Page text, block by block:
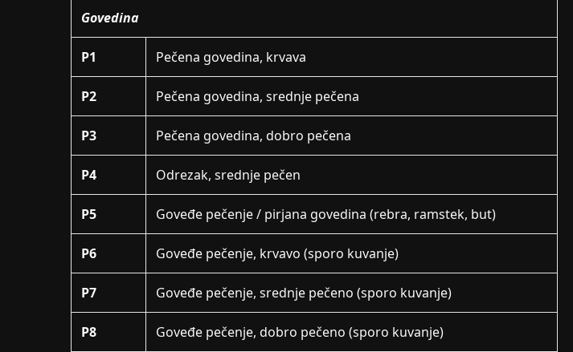
Govedina
P1 Pečena govedina, krvava
P2 Pečena govedina, srednje pečena
P3 Pečena govedina, dobro pečena
P4 Odrezak, srednje pečen
P5 Goveđe pečenje / pirjana govedina (rebra, ramstek, but)
P6 Goveđe pečenje, krvavo (sporo kuvanje)
P7 Goveđe pečenje, srednje pečeno (sporo kuvanje)
P8 Goveđe pečenje, dobro pečeno (sporo kuvanje)